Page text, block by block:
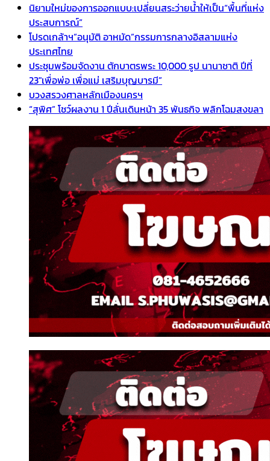
นิยามใหม่ของการออกแบบ:เปลี่ยนสระว่ายน้ำให้เป็น“พื้นที่แห่ง
ประสบการณ์”
โปรดเกล้าฯ”อนุมัติ อาหมัด”กรรมการกลางอิสลามแห่ง
ประเทศไทย
ประชุมพร้อมจัดงาน ตักบาตรพระ 10,000 รูป นานาชาติ ปีที่
23″เพื่อพ่อ เพื่อแม่ เสริมบุญบารมี”
บวงสรวงศาลหลักเมืองนครฯ
“สุพิศ” โชว์ผลงาน 1 ปีลั่นเดินหน้า 35 พันธกิจ พลิกโฉมสงขลา